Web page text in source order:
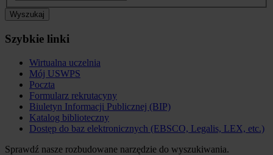
Wyszukaj
Szybkie linki
Wirtualna uczelnia
Mój USWPS
Poczta
Formularz rekrutacyny
Biuletyn Informacji Publicznej (BIP)
Katalog biblioteczny
Dostęp do baz elektronicznych (EBSCO, Legalis, LEX, etc.)
Sprawdź nasze rozbudowane narzędzie do wyszukiwania.